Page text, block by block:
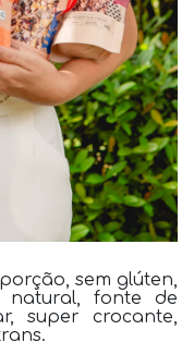
sem glúten,
natural, fonte de
super crocante,